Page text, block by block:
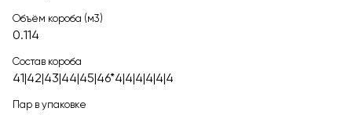
Объём короба (м3)
0.114
Состав короба
41|42|43|44|45|46*4|4|4|4|4|4
Пар в упаковке